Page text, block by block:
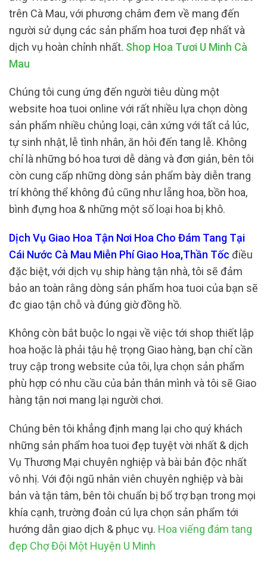
trên Cà Mau, với phương châm đem về mang đến
người sử dụng các sản phẩm hoa tươi đẹp nhất và
dịch vụ hoàn chỉnh nhất. Shop Hoa Tươi U Minh Cà
Mau
Chúng tôi cung ứng đến người tiêu dùng một
website hoa tuoi online với rất nhiều lựa chọn dòng
sản phẩm nhiều chủng loại, cân xứng với tất cả lúc,
tự sinh nhật, lễ tình nhân, ăn hỏi đến tang lễ. Không
chỉ là những bó hoa tươi dễ dàng và đơn giản, bên tôi
còn cung cấp những dòng sản phẩm bày diễn trang
trí không thể không đủ cũng như lẵng hoa, bồn hoa,
bình đựng hoa & những một số loại hoa bị khô.
Dịch Vụ Giao Hoa Tận Nơi Hoa Cho Đám Tang Tại
Cái Nước Cà Mau Miễn Phí Giao Hoa,Thần Tốc điều
đặc biệt, với dịch vụ ship hàng tận nhà, tôi sẽ đảm
bảo an toàn rằng dòng sản phẩm hoa tuoi của bạn sẽ
đc giao tận chỗ và đúng giờ đồng hồ.
Không còn bắt buộc lo ngại về việc tới shop thiết lập
hoa hoặc là phải tậu hệ trọng Giao hàng, bạn chỉ cần
truy cập trong website của tôi, lựa chọn sản phẩm
phù hợp có nhu cầu của bản thân mình và tôi sẽ Giao
hàng tận nơi mang lại người chơi.
Chúng bên tôi khẳng định mang lại cho quý khách
những sản phẩm hoa tuoi đẹp tuyệt vời nhất & dịch
Vụ Thương Mại chuyên nghiệp và bài bản độc nhất
vô nhị. Với đội ngũ nhân viên chuyên nghiệp và bài
bản và tận tâm, bên tôi chuẩn bị bổ trợ bạn trong mọi
khía cạnh, trường đoản cú lựa chọn sản phẩm tới
hướng dẫn giao dịch & phục vụ. Hoa viếng đám tang
đẹp Chợ Đội Một Huyện U Minh